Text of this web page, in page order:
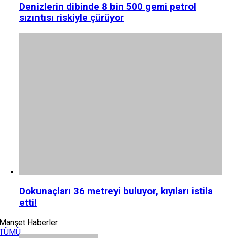
Denizlerin dibinde 8 bin 500 gemi petrol
sızıntısı riskiyle çürüyor
Dokunaçları 36 metreyi buluyor, kıyıları istila
etti!
Haberler